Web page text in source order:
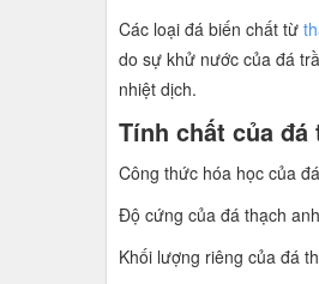
Các loại đá biến chất từ
do sự khử nước của đá
nhiệt dịch.
Tính chất của đá
Công thức hóa học của
Độ cứng của đá thạch
Khối lượng riêng của đá